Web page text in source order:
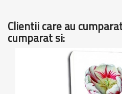
Clientii care au
cumparat si: